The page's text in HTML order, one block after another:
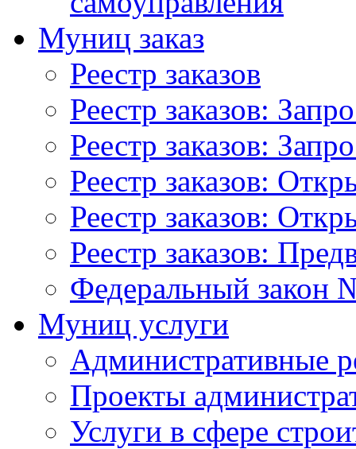
Муниц заказ
Реестр заказов
Реестр заказов:
Реестр заказов:
Реестр заказов:
Реестр заказов:
Реестр заказов:
Федеральный закон
Муниц услуги
Административные
Проекты
Услуги в сфере